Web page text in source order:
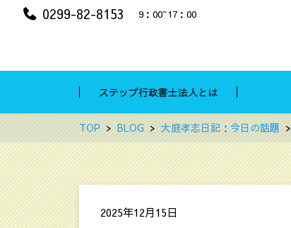
0299-82-8153 9：00~17：00
ステップ行政書士法人とは
TOP BLOG 大庭孝志日記：今日の話題
2025年12月15日